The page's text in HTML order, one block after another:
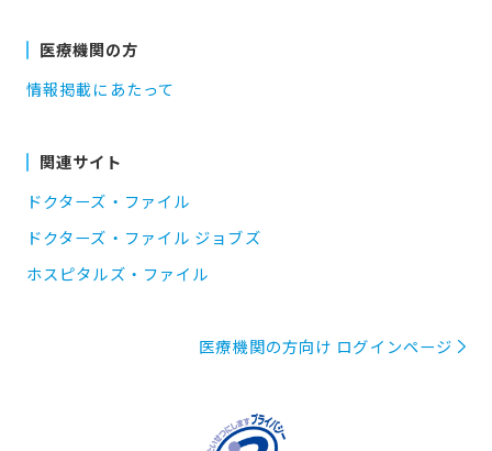
医療機関の方
情報掲載にあたって
関連サイト
ドクターズ・ファイル
ドクターズ・ファイル ジョブズ
ホスピタルズ・ファイル
医療機関の方向け ログインページ